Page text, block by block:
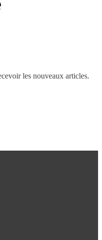
les nouveaux articles.